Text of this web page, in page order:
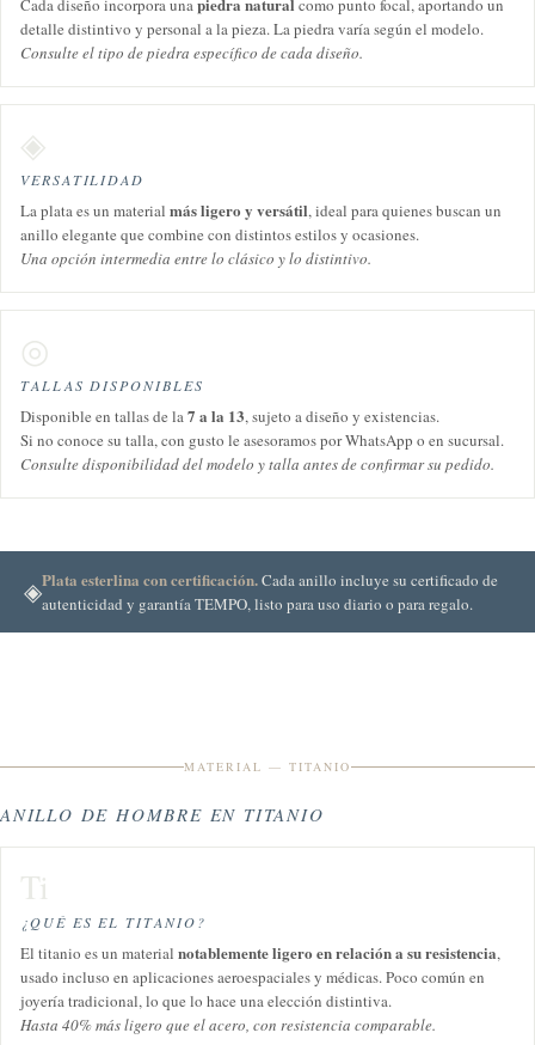
Cada diseño incorpora una
como punto focal, aportando un
detalle distintivo y personal a la pieza. La piedra varía según el modelo.
Consulte el tipo de piedra específico de cada diseño.
◈
VERSATILIDAD
La plata es un material más ligero y versátil, ideal para quienes buscan un
anillo elegante que combine con distintos estilos y ocasiones.
Una opción intermedia entre lo clásico y lo distintivo.
◎
TALLAS DISPONIBLES
Disponible en tallas de la7 a la 13, sujeto a diseño y existencias.
Si no conoce su talla, con gusto le asesoramos por WhatsApp o en sucursal.
Consulte disponibilidad del modelo y talla antes de confirmar su pedido.
◈Plata esterlina con certificación.Cada anillo incluye su certificado de
autenticidad y garantía TEMPO, listo para uso diario o para regalo.
MATERIAL — TITANIO
ANILLO DE HOMBRE EN TITANIO
Ti
¿QUÉ ES EL TITANIO?
El titanio es un material notablemente ligero en relación a su resistencia,
usado incluso en aplicaciones aeroespaciales y médicas. Poco común en
joyería tradicional, lo que lo hace una elección distintiva.
Hasta 40% más ligero que el acero, con resistencia comparable.